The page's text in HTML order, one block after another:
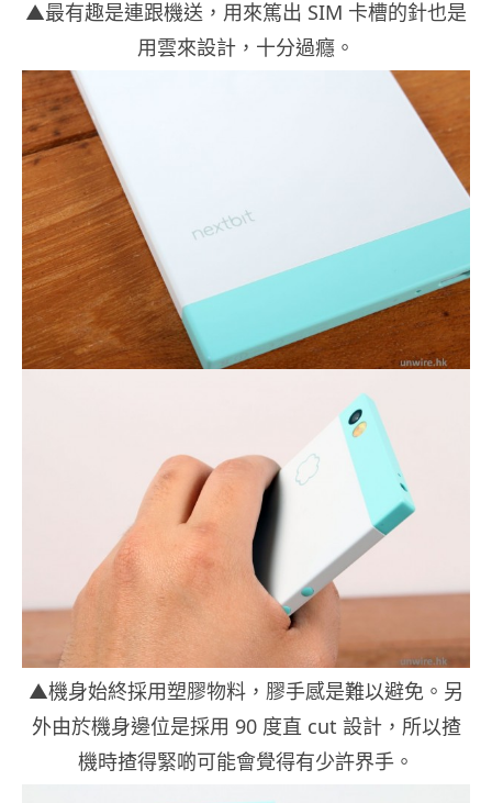
▲最有趣是連跟機送，用來篤出 SIM 卡槽的針也是
用雲來設計，十分過癮。
▲機身始終採用塑膠物料，膠手感是難以避免。另
外由於機身邊位是採用 90 度直 cut 設計，所以揸
機時揸得緊啲可能會覺得有少許界手。